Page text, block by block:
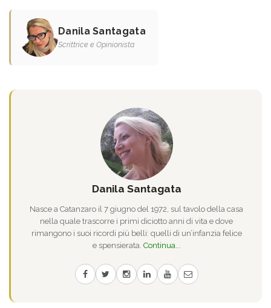
Danila Santagata
Scrittrice e Opinionista
Danila Santagata
Nasce a Catanzaro il 7 giugno del 1972, sul tavolo della casa
nella quale trascorre i primi diciotto anni di vita e dove
rimangono i suoi ricordi più belli: quelli di un’infanzia felice
e spensierata. Continua...